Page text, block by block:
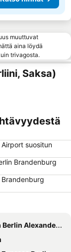
muuttuvat
aina löydä
trivagosta.
Saksa)
suositun
Brandenburg
Alexanderplatz hotel